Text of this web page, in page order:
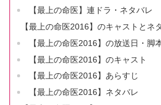
【最上の命医】連ドラ・ネタバレ
【最上の命医2016】のキャストとネ
【最上の命医2016】の放送日・脚
【最上の命医2016】のキャスト
【最上の命医2016】あらすじ
【最上の命医2016】ネタバレ